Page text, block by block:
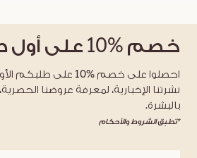
خصم %10 على
احصلوا على خصم %10
نشرتنا الإخبارية، لمعرفة عروضنا
بالبشرة.
*تطبق الشروط والأحكام